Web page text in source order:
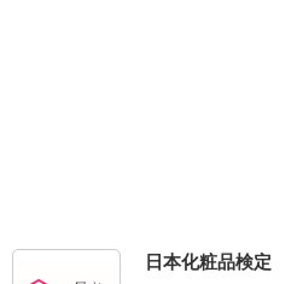
日本化粧品検定